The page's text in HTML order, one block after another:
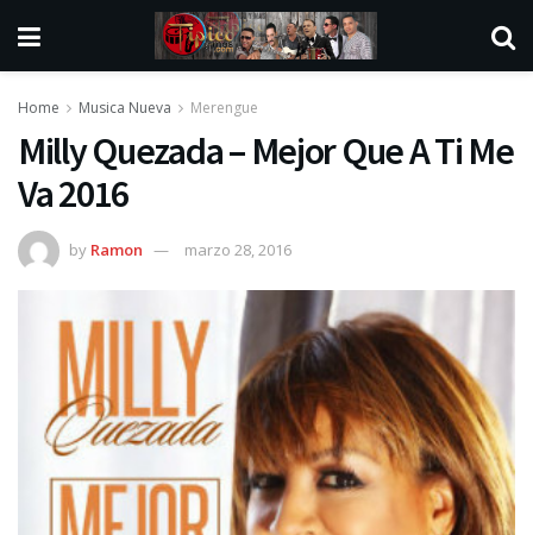
Home Musica Nueva Merengue
Milly Quezada – Mejor Que A Ti Me
Va 2016
by Ramon marzo 28, 2016